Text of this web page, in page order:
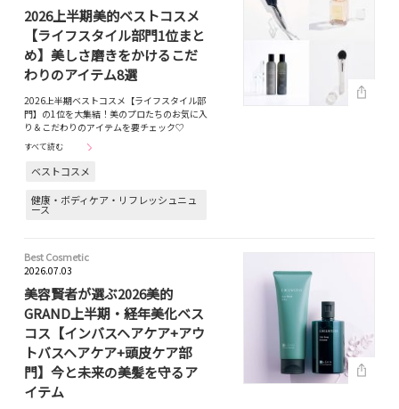
2026上半期美的ベストコスメ
【ライフスタイル部門1位まと
め】美しさ磨きをかけるこだ
わりのアイテム8選
2026上半期ベストコスメ【ライフスタイル部
門】の1位を大集結！美のプロたちのお気に入
り＆こだわりのアイテムを要チェック♡
すべて読む
ベストコスメ
健康・ボディケア・リフレッシュニュ
ース
Best Cosmetic
2026.07.03
美容賢者が選ぶ2026美的
GRAND上半期・経年美化ベス
コス【インバスヘアケア+アウ
トバスヘアケア+頭皮ケア部
門】今と未来の美髪を守るア
イテム